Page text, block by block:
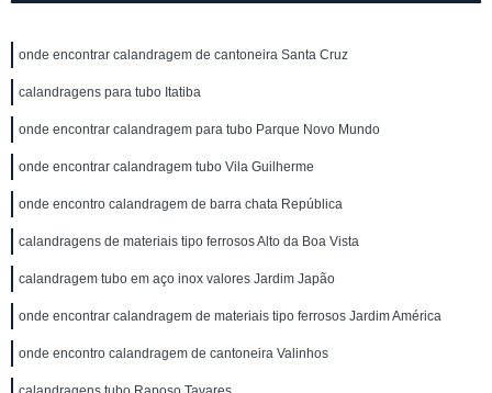
onde encontrar calandragem de cantoneira Santa Cruz
calandragens para tubo Itatiba
onde encontrar calandragem para tubo Parque Novo Mundo
onde encontrar calandragem tubo Vila Guilherme
onde encontro calandragem de barra chata República
calandragens de materiais tipo ferrosos Alto da Boa Vista
calandragem tubo em aço inox valores Jardim Japão
onde encontrar calandragem de materiais tipo ferrosos Jardim América
onde encontro calandragem de cantoneira Valinhos